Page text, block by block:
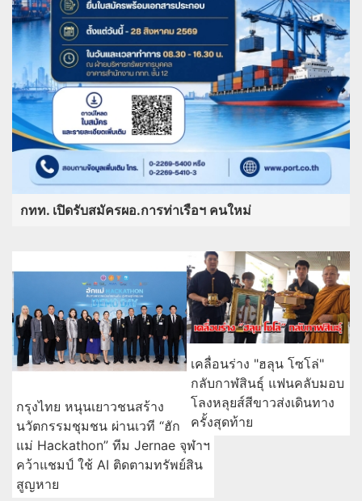
กทท. เปิดรับสมัครผอ.การท่าเรือฯ คนใหม่
กรุงไทย หนุนเยาวชนสร้าง
นวัตกรรมชุมชน ผ่านเวที “ฮัก
แม่ Hackathon” ทีม Jernae จุฬาฯ
คว้าแชมป์ ใช้ AI ติดตามทรัพย์สิน
สูญหาย
เคลื่อนร่าง "ฮลุน โซโล่"
กลับกาฬสินธุ์ แฟนคลับมอบ
โลงหลุยส์สีขาวส่งเดินทาง
ครั้งสุดท้าย